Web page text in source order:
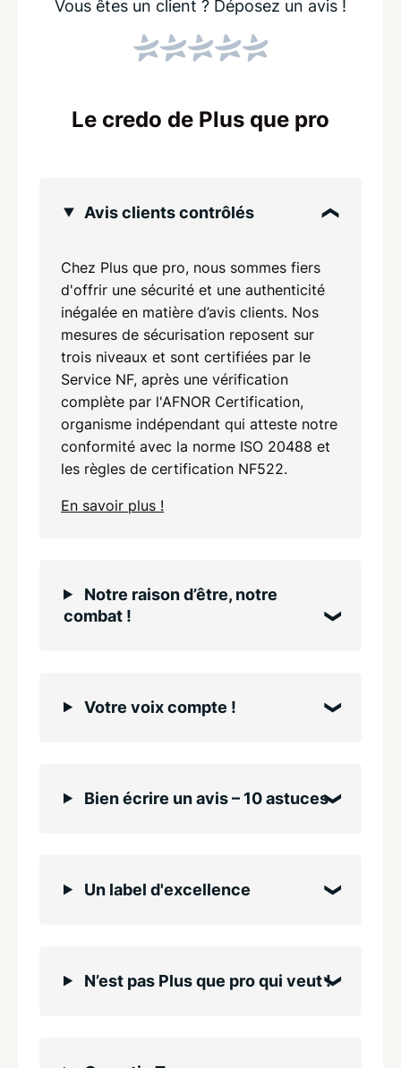
Vous êtes un client ? Déposez un avis !
Le credo de Plus que pro
Avis clients contrôlés
Chez Plus que pro, nous sommes fiers
d'offrir une sécurité et une authenticité
inégalée en matière d’avis clients. Nos
mesures de sécurisation reposent sur
trois niveaux et sont certifiées par le
Service NF, après une vérification
complète par l'AFNOR Certification,
organisme indépendant qui atteste notre
conformité avec la norme ISO 20488 et
les règles de certification NF522.
En savoir plus !
Notre raison d’être, notre
combat !
Votre voix compte !
Bien écrire un avis – 10 astuces
Un label d'excellence
N’est pas Plus que pro qui veut !